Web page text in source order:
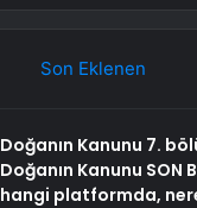
Son Eklenen
Doğanın Kanunu 7.
Doğanın Kanunu SON
hangi platformda,